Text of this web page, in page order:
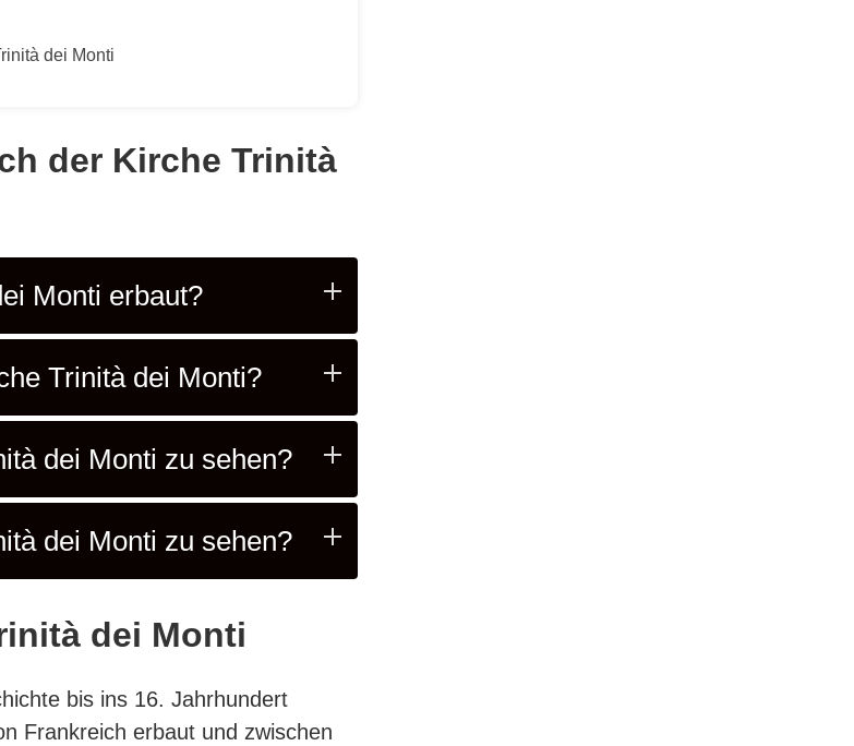
dei Monti
der Kirche Trinità
Monti erbaut?
Trinità dei Monti?
dei Monti zu sehen?
dei Monti zu sehen?
dei Monti
bis ins 16. Jahrhundert
Frankreich erbaut und zwischen